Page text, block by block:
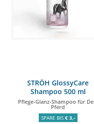
STRÖH GlossyCare
Shampoo 500 ml
Pflege-Glanz-Shampoo für
Pferd
SPARE BIS € 3,-